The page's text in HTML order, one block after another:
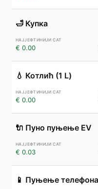
🛁 Купка
€ 0.00
💧 Котлић (1 L)
€ 0.00
🔌 Пуно пуњење EV
€ 0.03
📱 Пуњење телефона